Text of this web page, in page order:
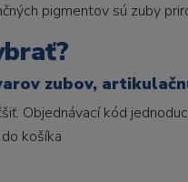
pigmentov sú zuby
zubov,
Objednávací kód
košíka